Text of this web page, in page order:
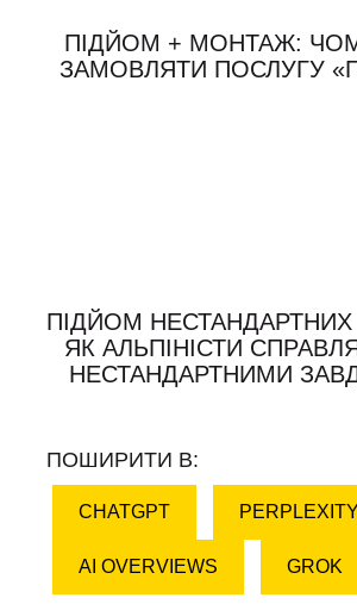
ПІДЙОМ + МОНТАЖ:
ЗАМОВЛЯТИ ПОСЛУГУ
ПІДЙОМ НЕСТАНДАРТНИХ
ЯК АЛЬПІНІСТИ
НЕСТАНДАРТНИМИ
ПОШИРИТИ В:
CHATGPT PERPLEXITY
AI OVERVIEWS GROK